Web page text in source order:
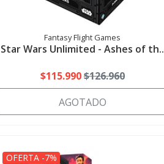
Fantasy Flight Games
Star Wars Unlimited - Ashes of th..
$115.990$126.960
AGOTADO
OFERTA -7%